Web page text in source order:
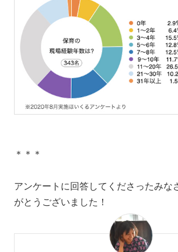
＊＊＊
アンケートに回答してくださったみな
がとうございました！